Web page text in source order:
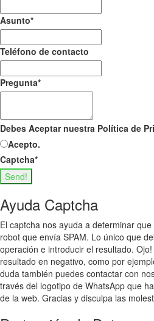
Asunto*
Teléfono de contacto
Pregunta*
Debes Aceptar nuestra Política de
Acepto.
Captcha*
Send!
Ayuda Captcha
El captcha nos ayuda a determinar
robot que envía SPAM. Lo único que
operación e introducir el resultado.
resultado en negativo, como por
duda también puedes contactar con
través del logotipo de WhatsApp que
de la web. Gracias y disculpa las